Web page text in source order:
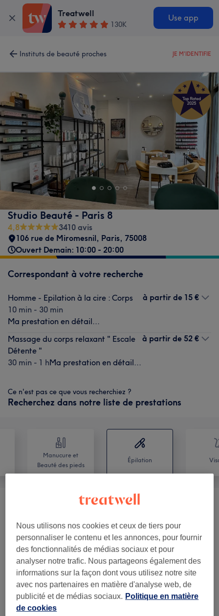
Treatwell
130K
Use app
Instituts de beauté proches JE M'IDENTIFIE
Studio Beauté - Paris 8
4,8
3410 avis
106 rue de Miromesnil, Paris, 75008
Ouvert Demain: 10:00 - 20:00
Correspondant à votre recherche
Homme - Epilation à la cire : Corps
10 min - 30 min
Ma prestation en détail...
à partir de 15 €
Massage du corps relaxant " Escale
Détente "
30 min - 1 hMa prestation en détail...
à partir de 52 €
Ce n'est pas ce que vous recherchiez ?
Recherchez dans notre liste de prestations
Manucure et
Beauté des pieds
Épilation
Femme - Épilation À La Cire ( 7 )
Homme - Épilation À La Cire (2) à partir de 15 €
Épilation Au Fil à partir de 12 €
Avis sur l'établissement
Nous utilisons nos cookies et ceux de tiers pour
personnaliser le contenu et les annonces, pour fournir
des fonctionnalités de médias sociaux et pour
analyser notre trafic. Nous partageons également des
informations sur la façon dont vous utilisez notre site
avec nos partenaires en matière d'analyse web, de
publicité et de médias sociaux. Politique en matière
de cookies